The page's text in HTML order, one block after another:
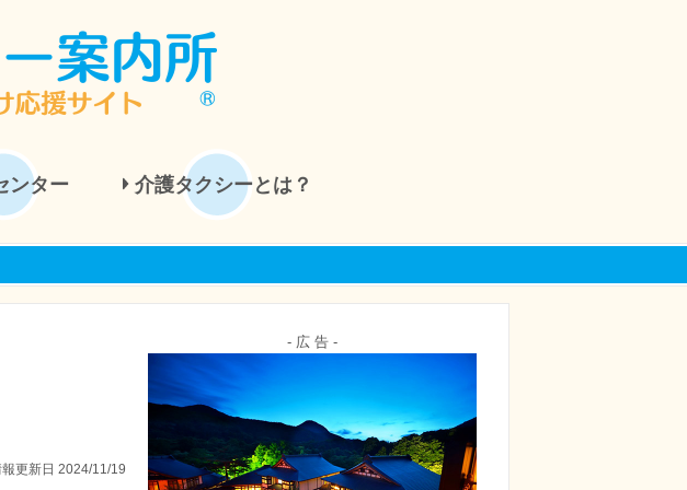
ンター 介護タクシーとは？
更新日 2024/11/19
- 広 告 -